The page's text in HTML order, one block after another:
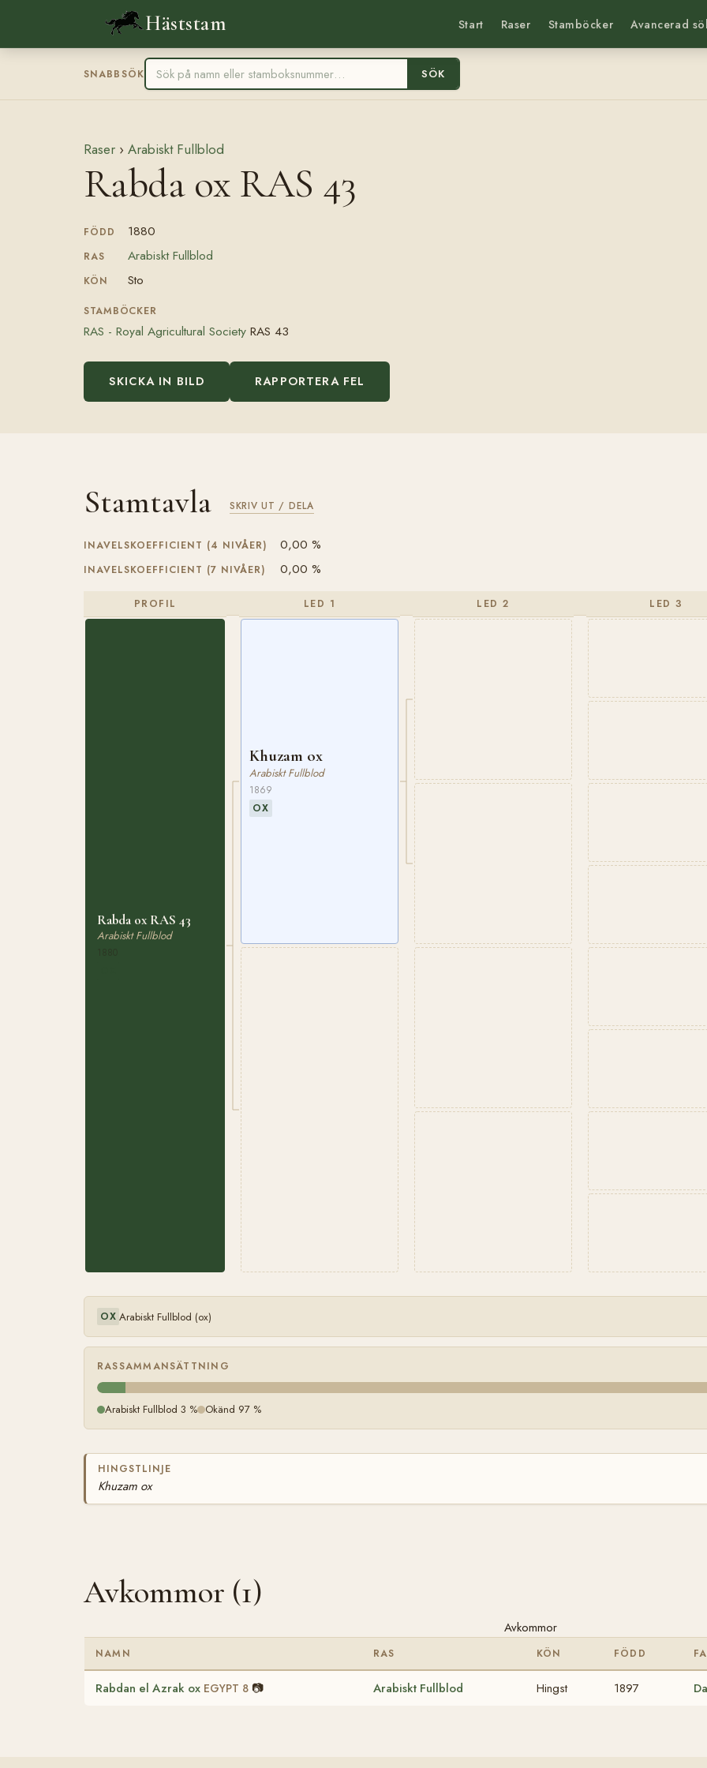
Häststam Start Raser Stamböcker Avancerad
SNABBSÖK SÖK
Raser › Arabiskt Fullblod
Rabda ox RAS 43
FÖDD 1880
RAS Arabiskt Fullblod
KÖN Sto
STAMBÖCKER
RAS - Royal Agricultural Society RAS 43
SKICKA IN BILD RAPPORTERA FEL
Stamtavla SKRIV UT / DELA
INAVELSKOEFFICIENT (4 NIVÅER) 0,00 %
INAVELSKOEFFICIENT (7 NIVÅER) 0,00 %
PROFIL
Rabda ox RAS 43
Arabiskt Fullblod
LED 1
Khuzam ox
Arabiskt Fullblod
1869
OX
LED 2 LED 3
OX Arabiskt Fullblod (ox)
RASSAMMANSÄTTNING
Arabiskt Fullblod 3 % Okänd 97 %
HINGSTLINJE
Khuzam ox
Avkommor (1)
Avkommor
NAMN RAS KÖN FÖDD
Rabdan el Azrak ox EGYPT 8 📷 Arabiskt Fullblod Hingst 1897